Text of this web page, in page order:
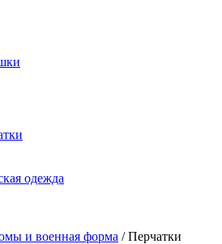
одежда
и военная форма /Перчатки